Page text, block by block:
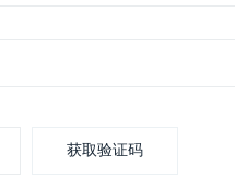
获取验证码